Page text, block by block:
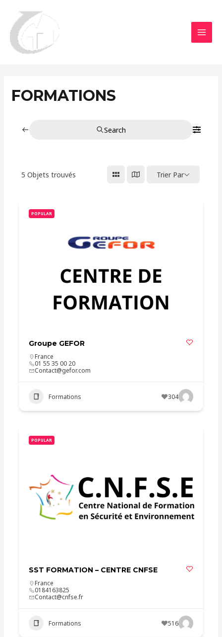
contenu
FORMATIONS
Search
5 Objets trouvés Trier Par
POPULAR
Groupe GEFOR
France
01 55 35 00 20
Contact@gefor.com
Formations 304
POPULAR
SST FORMATION – CENTRE CNFSE
France
0184163825
Contact@cnfse.fr
Formations 516